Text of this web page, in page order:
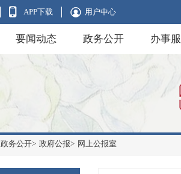
APP下载 用户中心
要闻动态 政务公开 办事
政务公开> 政府公报> 网上公报室